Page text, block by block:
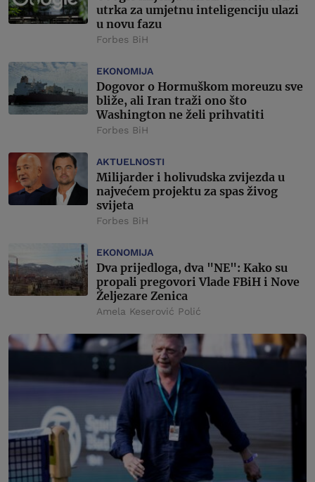
utrka za umjetnu inteligenciju ulazi
u novu fazu
Forbes BiH
EKONOMIJA
Dogovor o Hormuškom moreuzu sve
bliže, ali Iran traži ono što
Washington ne želi prihvatiti
Forbes BiH
AKTUELNOSTI
Milijarder i holivudska zvijezda u
najvećem projektu za spas živog
svijeta
Forbes BiH
EKONOMIJA
Dva prijedloga, dva "NE": Kako su
propali pregovori Vlade FBiH i Nove
Željezare Zenica
Amela Keserović Polić